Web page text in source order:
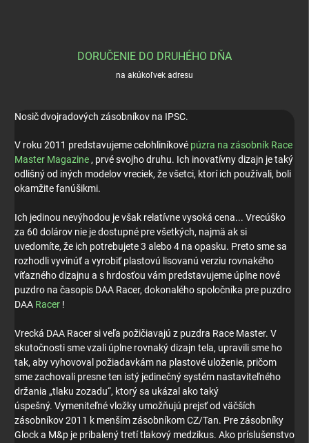
DORUČENIE DO DRUHÉHO DŇA
na akúkoľvek adresu
Nosič dvojradových zásobníkov na IPSC.
V roku 2011 predstavujeme celohliníkové púzra na zásobník Race
Master Magazine, prvé svojho druhu. Ich inovatívny dizajn je taký
odlišný od iných modelov vreciek, že všetci, ktorí ich používali, boli
okamžite fanúšikmi.
Ich jedinou nevýhodou je však relatívne vysoká cena... Vrecúško
za 60 dolárov nie je dostupné pre všetkých, najmä ak si
uvedomíte, že ich potrebujete 3 alebo 4 na opasku. Preto sme sa
rozhodli vyvinúť a vyrobiť plastovú lisovanú verziu rovnakého
víťazného dizajnu a s hrdosťou vám predstavujeme úplne nové
puzdro na časopis DAA Racer, dokonalého spoločníka pre puzdro
DAA Racer !
Vrecká DAA Racer si veľa požičiavajú z puzdra Race Master. V
skutočnosti sme vzali úplne rovnaký dizajn tela, upravili sme ho
tak, aby vyhovoval požiadavkám na plastové uloženie, pričom
sme zachovali presne ten istý jedinečný systém nastaviteľného
držania „tlaku zozadu“, ktorý sa ukázal ako taký
úspešný. Vymeniteľné vložky umožňujú prejsť od väčších
zásobníkov 2011 k menším zásobníkom CZ/Tan. Pre zásobníky
Glock a M&p je pribalený tretí tlakový medzikus. Ako príslušenstvo